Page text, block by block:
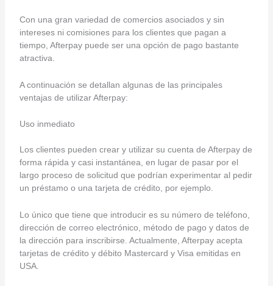
Con una gran variedad de comercios asociados y sin
intereses ni comisiones para los clientes que pagan a
tiempo, Afterpay puede ser una opción de pago bastante
atractiva.
A continuación se detallan algunas de las principales
ventajas de utilizar Afterpay:
Uso inmediato
Los clientes pueden crear y utilizar su cuenta de Afterpay de
forma rápida y casi instantánea, en lugar de pasar por el
largo proceso de solicitud que podrían experimentar al pedir
un préstamo o una tarjeta de crédito, por ejemplo.
Lo único que tiene que introducir es su número de teléfono,
dirección de correo electrónico, método de pago y datos de
la dirección para inscribirse. Actualmente, Afterpay acepta
tarjetas de crédito y débito Mastercard y Visa emitidas en
USA.